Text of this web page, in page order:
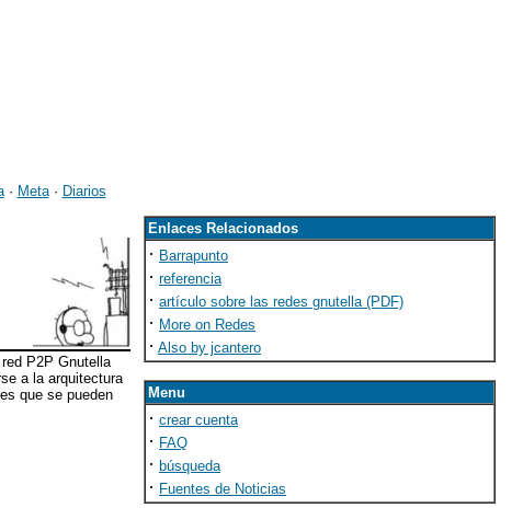
· Meta· Diarios
P2P Gnutella
a la arquitectura
que se pueden
Enlaces Relacionados
· Barrapunto
· referencia
· artículo sobre las redes gnutella (PDF)
· More on Redes
· Also by jcantero
Menu
· crear cuenta
· FAQ
· búsqueda
· Fuentes de Noticias